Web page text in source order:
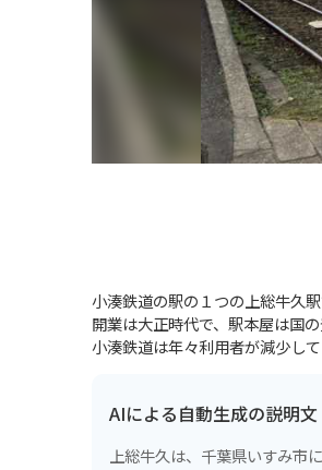
小湊鉄道の駅の１つの上総牛久
開業は大正時代で、駅本屋は国
小湊鉄道は年々利用者が減少し
AIによる自動生成の説明文
上総牛久は、千葉県いすみ市